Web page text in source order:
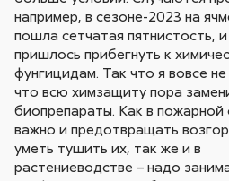
например, в сезоне-2023 на
пошла сетчатая пятнистость, и
пришлось прибегнуть к
фунгицидам. Так что я вовсе
что всю химзащиту пора
биопрепараты. Как в пожарной
важно и предотвращать
уметь тушить их, так же и в
растениеводстве – надо